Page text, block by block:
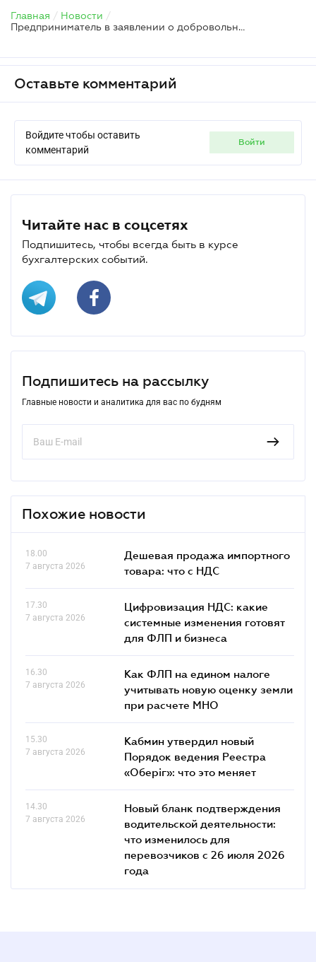
Главная / Новости /
Предприниматель в заявлении о добровольном соцстраховании отмечает те виды страхования, по которым не заключены договоры
Оставьте комментарий
Войдите чтобы оставить
комментарий
войти
Читайте нас в соцсетях
Подпишитесь, чтобы всегда быть в курсе
бухгалтерских событий.
Подпишитесь на рассылку
Главные новости и аналитика для вас по будням
Похожие новости
18.00
7 августа 2026
Дешевая продажа импортного
товара: что c НДС
17.30
7 августа 2026
Цифровизация НДС: какие
системные изменения готовят
для ФЛП и бизнеса
16.30
7 августа 2026
Как ФЛП на едином налоге
учитывать новую оценку земли
при расчете МНО
15.30
7 августа 2026
Кабмин утвердил новый
Порядок ведения Реестра
«Оберіг»: что это меняет
14.30
7 августа 2026
Новый бланк подтверждения
водительской деятельности:
что изменилось для
перевозчиков с 26 июля 2026
года